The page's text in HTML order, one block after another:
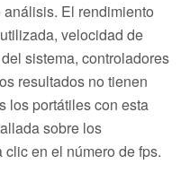
El rendimiento
velocidad de
sistema, controladores
resultados no tienen
los portátiles con esta
sobre los
en el número de fps.